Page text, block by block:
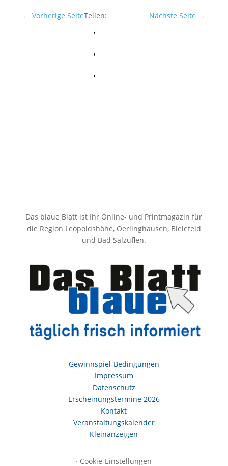
← Vorherige Seite Nächste Seite →
Teilen:
Facebook
Whatsapp
Twitter
Das blaue Blatt ist Ihr Online- und Printmagazin für
die Region Leopoldshöhe, Oerlinghausen, Bielefeld
und Bad Salzuflen.
Gewinnspiel-Bedingungen
Impressum
Datenschutz
Erscheinungstermine 2026
Kontakt
Veranstaltungskalender
Kleinanzeigen
· Cookie-Einstellungen